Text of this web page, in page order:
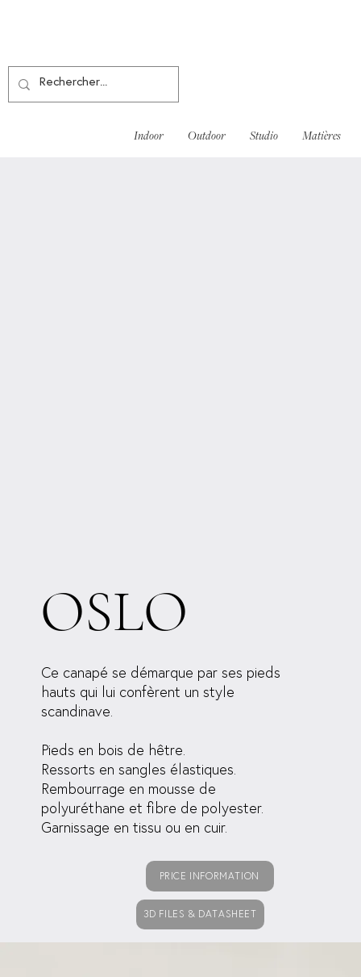
Indoor Outdoor Studio Matières
OSLO
Ce canapé se démarque par ses pieds
hauts qui lui confèrent un style
scandinave.
Pieds en bois de hêtre.
Ressorts en sangles élastiques.
Rembourrage en mousse de
polyuréthane et fibre de polyester.
Garnissage en tissu ou en cuir.
PRICE INFORMATION
3D FILES & DATASHEET